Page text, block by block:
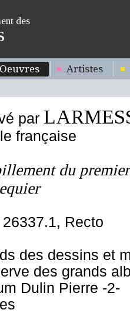
des
Oeuvres Artistes
par
française
du
26337.1, Recto
des dessins et
des grands
Dulin Pierre -2-